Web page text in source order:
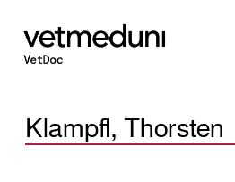
Klampfl, Thorsten